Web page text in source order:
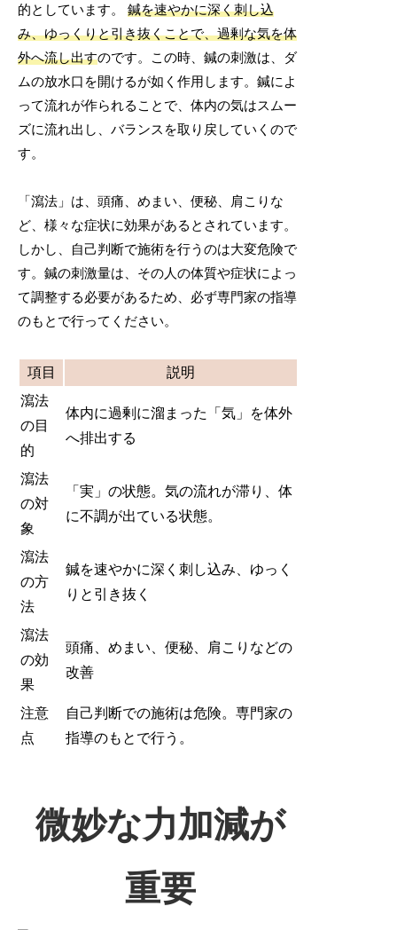
的としています。鍼を速やかに深く刺し込
み、ゆっくりと引き抜くことで、過剰な気を体
外へ流し出すのです。この時、鍼の刺激は、ダ
ムの放水口を開けるが如く作用します。鍼によ
って流れが作られることで、体内の気はスムー
ズに流れ出し、バランスを取り戻していくので
す。
「瀉法」は、頭痛、めまい、便秘、肩こりな
ど、様々な症状に効果があるとされています。
しかし、自己判断で施術を行うのは大変危険で
す。鍼の刺激量は、その人の体質や症状によっ
て調整する必要があるため、必ず専門家の指導
のもとで行ってください。
項目
説明
瀉法
の目
的
体内に過剰に溜まった「気」を体外
へ排出する
瀉法
の対
象
「実」の状態。気の流れが滞り、体
に不調が出ている状態。
瀉法
の方
法
鍼を速やかに深く刺し込み、ゆっく
りと引き抜く
瀉法
の効
果
頭痛、めまい、便秘、肩こりなどの
改善
注意
点
自己判断での施術は危険。専門家の
指導のもとで行う。
微妙な力加減が
重要